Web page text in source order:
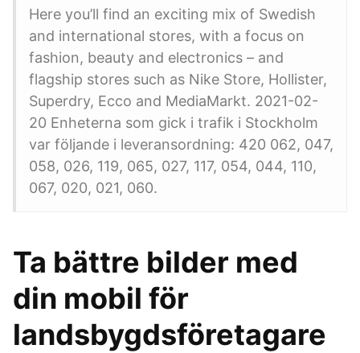
Here you’ll find an exciting mix of Swedish
and international stores, with a focus on
fashion, beauty and electronics – and
flagship stores such as Nike Store, Hollister,
Superdry, Ecco and MediaMarkt. 2021-02-
20 Enheterna som gick i trafik i Stockholm
var följande i leveransordning: 420 062, 047,
058, 026, 119, 065, 027, 117, 054, 044, 110,
067, 020, 021, 060.
Ta bättre bilder med
din mobil för
landsbygdsföretagare